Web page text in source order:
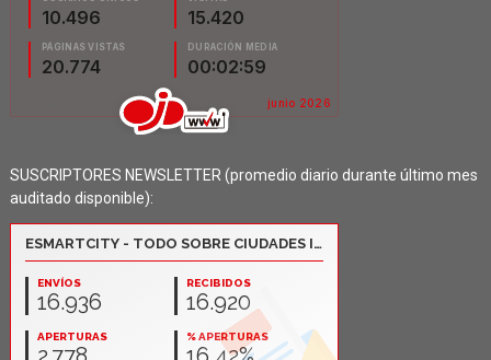
SUSCRIPTORES NEWSLETTER (promedio diario durante último mes
auditado disponible):